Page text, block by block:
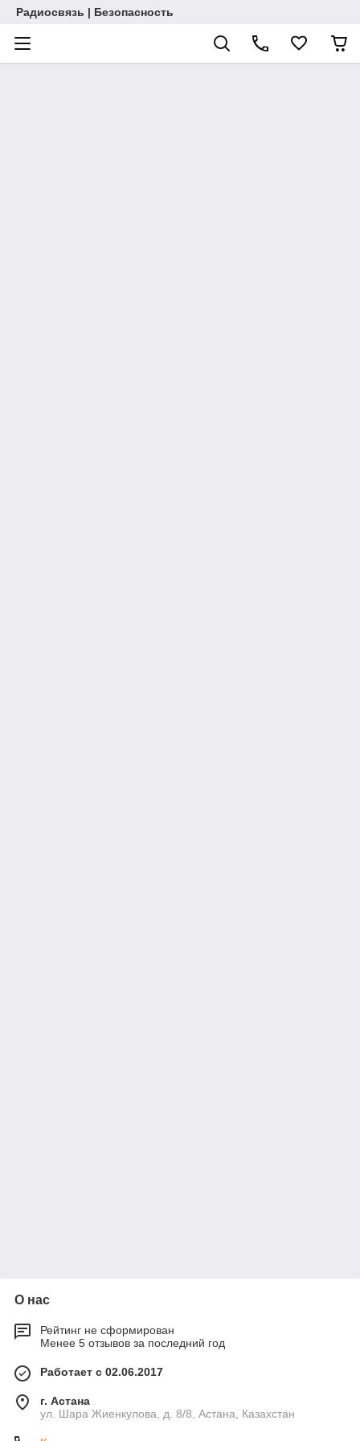
Радиосвязь | Безопасность
О нас
Рейтинг не сформирован
Менее 5 отзывов за последний год
Работает с 02.06.2017
г. Астана
ул. Шара Жиенкулова, д. 8/8, Астана, Казахстан